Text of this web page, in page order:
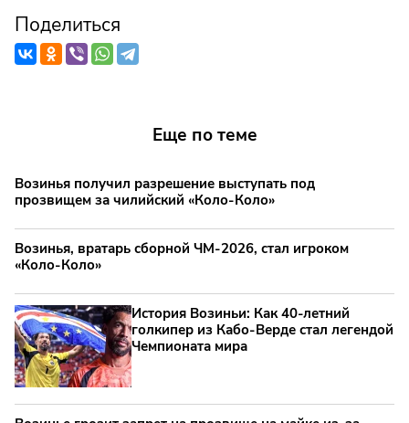
Поделиться
Еще по теме
Возинья получил разрешение выступать под
прозвищем за чилийский «Коло-Коло»
Возинья, вратарь сборной ЧМ-2026, стал игроком
«Коло-Коло»
История Возиньи: Как 40-летний
голкипер из Кабо-Верде стал легендой
Чемпионата мира